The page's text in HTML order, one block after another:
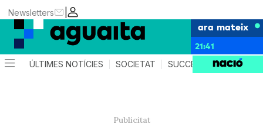
|
Newsletters
ara mateix
21:41
ÚLTIMES NOTÍCIES SOCIETAT SUCCESSOS AGENDA